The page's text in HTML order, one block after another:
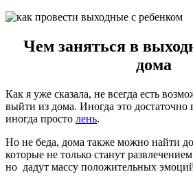
Чем заняться в
дома
Как я уже сказала, не всегда есть
выйти из дома. Иногда это достаточно
иногда просто лень.
Но не беда, дома также можно найти
которые не только станут
но дадут массу положительных